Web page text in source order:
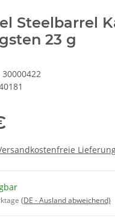
Steelbarrel
23 g
30000422
(DE - Ausland abweichend)